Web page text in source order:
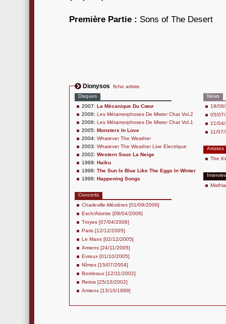
Première Partie : Sons of The Desert
Dionysos
fiche artiste
Disques
2007: La Mécanique Du Cœur
2006: Les Métamorphoses De Mister Chat Vol.2
2006: Les Métamorphoses De Mister Chat Vol.1
2005: Monsters In Love
2004: Whatever The Weather
2003: Whatever The Weather Live Electrique
2002: Western Sous La Neige
1999: Haïku
1998: The Sun Is Blue Like The Eggs In Winter
1996: Happening Songs
Concerts
Charleville-Mézières [01/09/2006]
Esch/Alzette [08/04/2006]
Troyes [07/04/2006]
Paris [12/12/2005]
Le Mans [02/12/2005]
Amiens [24/11/2005]
Evreux [01/10/2005]
Nîmes [15/07/2004]
Bordeaux [12/11/2002]
Reims [25/10/2002]
Amiens [13/10/1999]
News
19/
05/
21/
11/
Artistes
The